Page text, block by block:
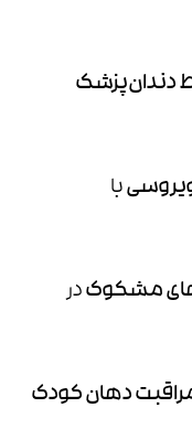
دندان‌پزشک
با
مشکوکدر
دهان کودک